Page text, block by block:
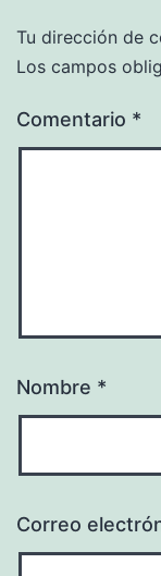
Tu dirección de
Los campos
Comentario *
Nombre *
Correo